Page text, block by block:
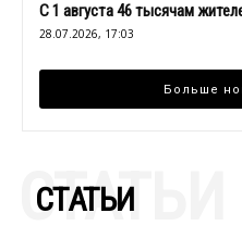
С 1 августа 46 тысячам
28.07.2026, 17:03
Больше
СТАТЬИ
СТАТЬИ